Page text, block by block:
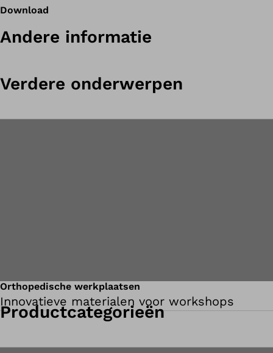
Download
Andere informatie
Verdere onderwerpen
Orthopedische werkplaatsen
Innovatieve materialen voor workshops
Productcategorieën